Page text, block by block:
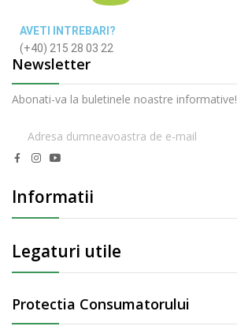
AVETI INTREBARI?
(+40) 215 28 03 22
Newsletter
Abonati-va la buletinele noastre informative!
Informatii
Legaturi utile
Protectia Consumatorului